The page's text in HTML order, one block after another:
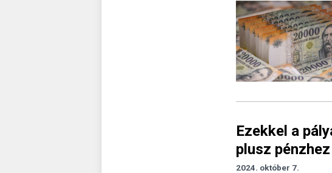
Ezekkel a
plusz
2024. október 7.